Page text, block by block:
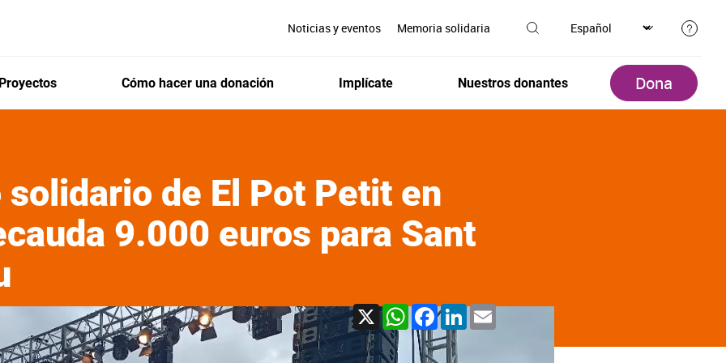
Noticias y eventos Memoria solidaria
Proyectos Cómo hacer una donación Implícate Nuestros donantes Dona
de El Pot Petit en
9.000 euros para Sant
X WhatsApp
Facebook
LinkedIn
Email